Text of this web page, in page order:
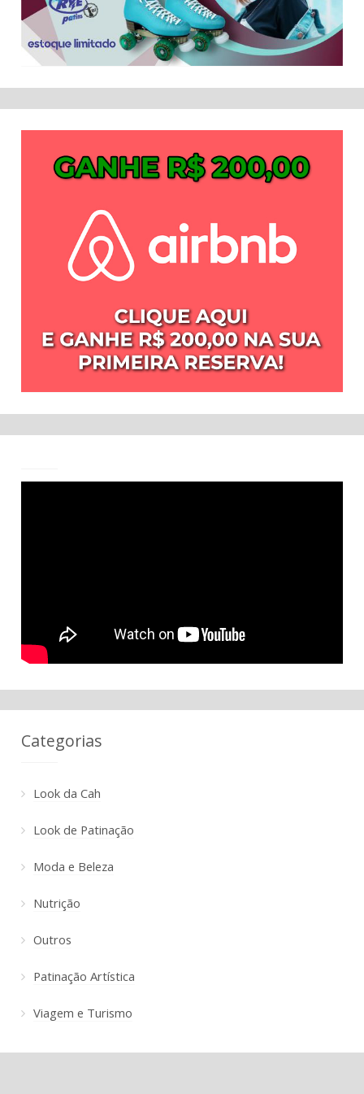
Categorias
Look da Cah
Look de Patinação
Moda e Beleza
Nutrição
Outros
Patinação Artística
Viagem e Turismo